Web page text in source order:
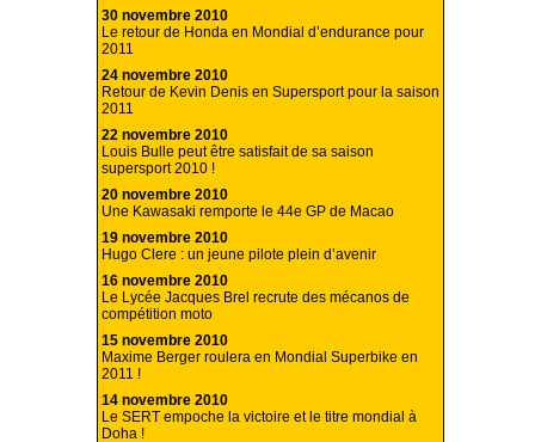
30 novembre 2010
Le retour de Honda en Mondial d’endurance pour
2011
24 novembre 2010
Retour de Kevin Denis en Supersport pour la saison
2011
22 novembre 2010
Louis Bulle peut être satisfait de sa saison
supersport 2010 !
20 novembre 2010
Une Kawasaki remporte le 44e GP de Macao
19 novembre 2010
Hugo Clere : un jeune pilote plein d’avenir
16 novembre 2010
Le Lycée Jacques Brel recrute des mécanos de
compétition moto
15 novembre 2010
Maxime Berger roulera en Mondial Superbike en
2011 !
14 novembre 2010
Le SERT empoche la victoire et le titre mondial à
Doha !